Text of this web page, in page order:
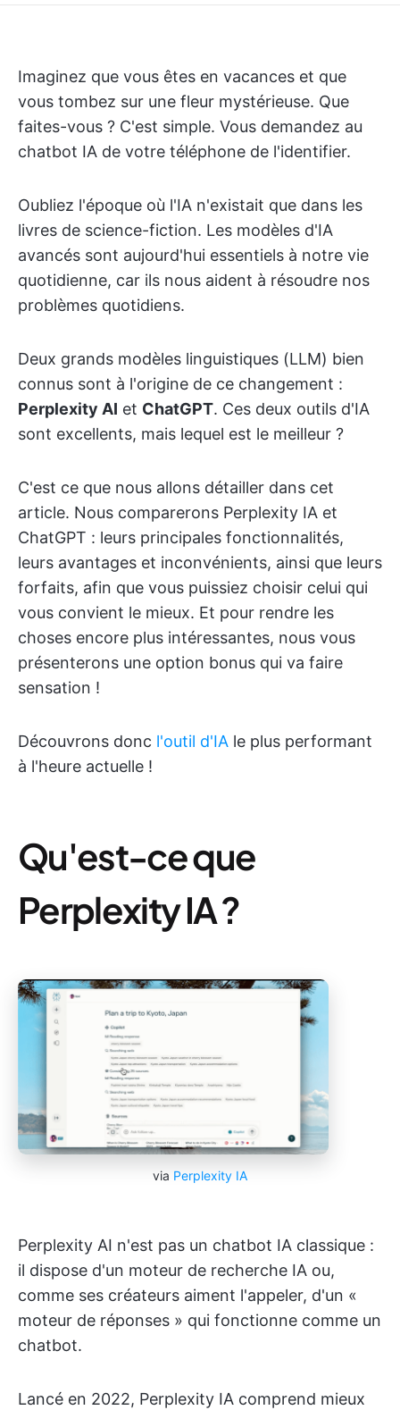
Imaginez que vous êtes en vacances et que
vous tombez sur une fleur mystérieuse. Que
faites-vous ? C'est simple. Vous demandez au
chatbot IA de votre téléphone de l'identifier.
Oubliez l'époque où l'IA n'existait que dans les
livres de science-fiction. Les modèles d'IA
avancés sont aujourd'hui essentiels à notre vie
quotidienne, car ils nous aident à résoudre nos
problèmes quotidiens.
Deux grands modèles linguistiques (LLM) bien
connus sont à l'origine de ce changement :
Perplexity AI et ChatGPT. Ces deux outils d'IA
sont excellents, mais lequel est le meilleur ?
C'est ce que nous allons détailler dans cet
article. Nous comparerons Perplexity IA et
ChatGPT : leurs principales fonctionnalités,
leurs avantages et inconvénients, ainsi que leurs
forfaits, afin que vous puissiez choisir celui qui
vous convient le mieux. Et pour rendre les
choses encore plus intéressantes, nous vous
présenterons une option bonus qui va faire
sensation !
Découvrons donc l'outil d'IA le plus performant
à l'heure actuelle !
Qu'est-ce que
Perplexity IA ?
via Perplexity IA
Perplexity AI n'est pas un chatbot IA classique :
il dispose d'un moteur de recherche IA ou,
comme ses créateurs aiment l'appeler, d'un «
moteur de réponses » qui fonctionne comme un
chatbot.
Lancé en 2022, Perplexity IA comprend mieux